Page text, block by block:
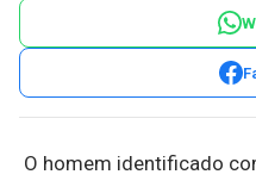
O homem identificado